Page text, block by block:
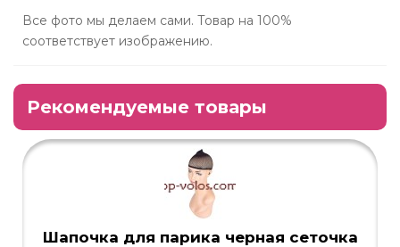
Все фото мы делаем сами. Товар на 100%
соответствует изображению.
Рекомендуемые товары
Шапочка для парика черная сеточка